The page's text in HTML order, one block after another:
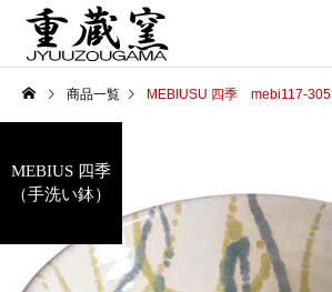
商品一覧 MEBIUSU 四季 mebi117-305
MEBIUS 四季
（手洗い鉢）